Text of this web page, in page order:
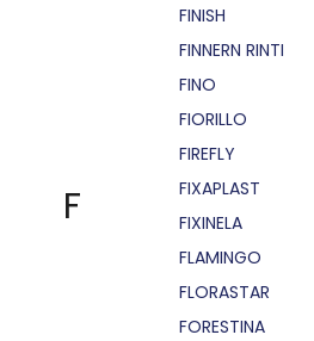
F
FINISH
FINNERN RINTI
FINO
FIORILLO
FIREFLY
FIXAPLAST
FIXINELA
FLAMINGO
FLORASTAR
FORESTINA